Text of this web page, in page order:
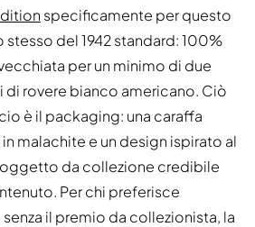
specificamente per questo
del 1942 standard: 100%
per un minimo di due
di rovere bianco americano. Ciò
è il packaging: una caraffa
malachite e un design ispirato al
da collezione credibile
Per chi preferisce
il premio da collezionista, la